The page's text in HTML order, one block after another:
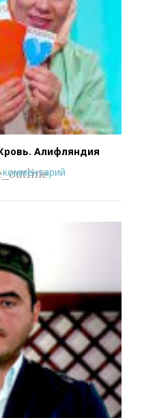
Алифляндия